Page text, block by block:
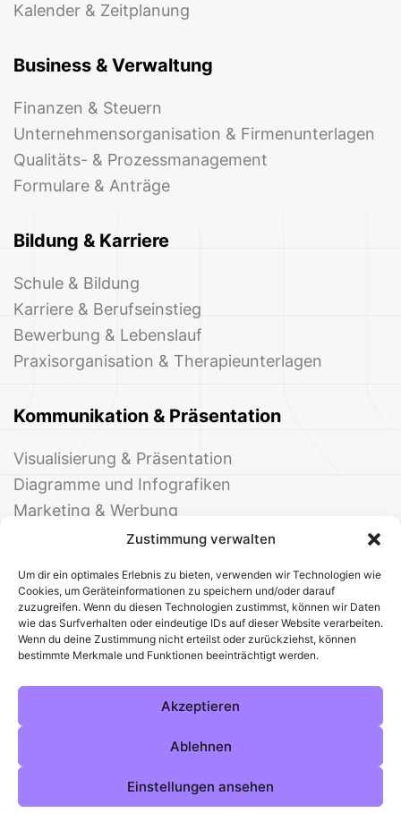
Zustimmung verwalten
Um dir ein optimales Erlebnis zu bieten, verwenden wir Technologien wie
Cookies, um Geräteinformationen zu speichern und/oder darauf
zuzugreifen. Wenn du diesen Technologien zustimmst, können wir Daten
wie das Surfverhalten oder eindeutige IDs auf dieser Website verarbeiten.
Wenn du deine Zustimmung nicht erteilst oder zurückziehst, können
bestimmte Merkmale und Funktionen beeinträchtigt werden.
Akzeptieren
Ablehnen
Einstellungen ansehen
Kalender & Zeitplanung
Business & Verwaltung
Finanzen & Steuern
Unternehmensorganisation & Firmenunterlagen
Qualitäts- & Prozessmanagement
Formulare & Anträge
Bildung & Karriere
Schule & Bildung
Karriere & Berufseinstieg
Bewerbung & Lebenslauf
Praxisorganisation & Therapieunterlagen
Kommunikation & Präsentation
Visualisierung & Präsentation
Diagramme und Infografiken
Marketing & Werbung
Events & Einladungen
© 2025 Deine Welt der Office-Vorlagen
Alle VorlagenÜber unsKontakt
DatenschutzCookies